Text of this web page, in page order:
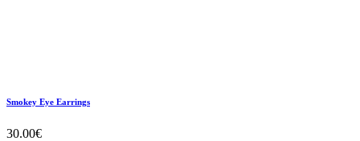
Smokey Eye Earrings
30.00€